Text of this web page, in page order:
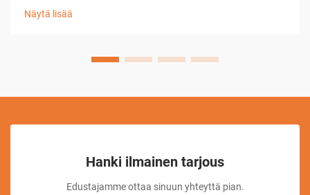
teollisuudet suhtautuvat esimerkiksi ennen ...
Näytä lisää
Hanki ilmainen tarjous
Edustajamme ottaa sinuun yhteyttä pian.